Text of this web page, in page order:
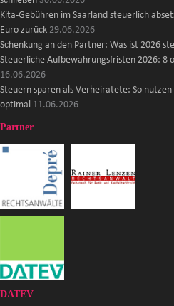
Kita-Gebühren im Saarland steuerlich
Euro zurück 29.06.2026
Schenkung an den Partner: Was ist 2026
Steuerliche Aufbewahrungsfristen 2026: 8
16.06.2026
Steuern sparen als Verheiratete: So
optimal 11.06.2026
Partner
DATEV